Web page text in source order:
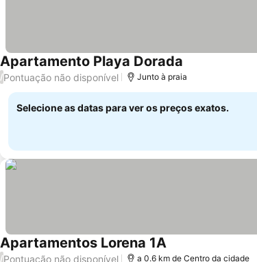
Apartamento Playa Dorada
/Pontuação não disponível Junto à praia
Selecione as datas para ver os preços exatos.
Apartamentos Lorena 1A
/Pontuação não disponível a 0.6 km de Centro da cidade